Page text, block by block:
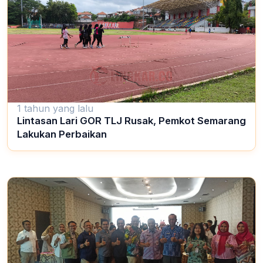
1 tahun yang lalu
Lintasan Lari GOR TLJ Rusak, Pemkot Semarang
Lakukan Perbaikan